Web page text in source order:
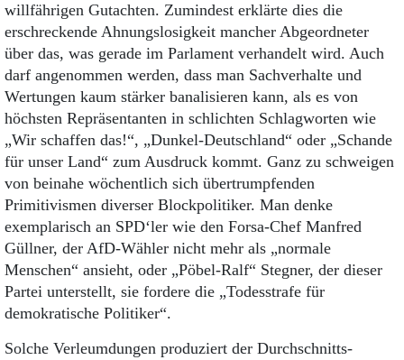
willfährigen Gutachten. Zumindest erklärte dies die
erschreckende Ahnungslosigkeit mancher Abgeordneter
über das, was gerade im Parlament verhandelt wird. Auch
darf angenommen werden, dass man Sachverhalte und
Wertungen kaum stärker banalisieren kann, als es von
höchsten Repräsentanten in schlichten Schlagworten wie
„Wir schaffen das!“, „Dunkel-Deutschland“ oder „Schande
für unser Land“ zum Ausdruck kommt. Ganz zu schweigen
von beinahe wöchentlich sich übertrumpfenden
Primitivismen diverser Blockpolitiker. Man denke
exemplarisch an SPD‘ler wie den Forsa-Chef Manfred
Güllner, der AfD-Wähler nicht mehr als „normale
Menschen“ ansieht, oder „Pöbel-Ralf“ Stegner, der dieser
Partei unterstellt, sie fordere die „Todesstrafe für
demokratische Politiker“.
Solche Verleumdungen produziert der Durchschnitts-